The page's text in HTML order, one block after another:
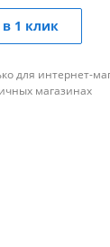
1 клик
для интернет-
магазинах